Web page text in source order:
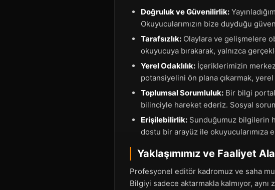
Doğruluk ve Güvenilirlik:
Okuyucularımızın bize duyduğu
Tarafsızlık: Olaylara ve gelişmelere
okuyucuya bırakarak, yalnızca
Yerel Odaklılık: İçeriklerimizin
potansiyelini ön plana çıkarmak,
Toplumsal Sorumluluk: Bir bilgi
bilinciyle hareket ederiz. Sosyal
Erişilebilirlik: Sunduğumuz bilgilerin
dostu bir arayüz ile okuyucularımıza
Yaklaşımımız ve Faaliyet
Profesyonel editör kadromuz ve saha
Bilgiyi sadece aktarmakla kalmıyor,